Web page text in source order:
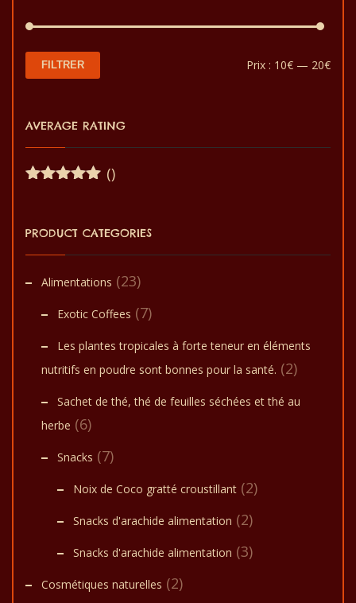
Prix
Prix
FILTRER Prix : 10€ — 20€
AVERAGE RATING
()
PRODUCT CATEGORIES
Alimentations (23)
Exotic Coffees (7)
Les plantes tropicales à forte teneur en éléments
nutritifs en poudre sont bonnes pour la santé. (2)
Sachet de thé, thé de feuilles séchées et thé au
herbe (6)
Snacks (7)
Noix de Coco gratté croustillant (2)
Snacks d'arachide alimentation (2)
Snacks d'arachide alimentation (3)
Cosmétiques naturelles (2)